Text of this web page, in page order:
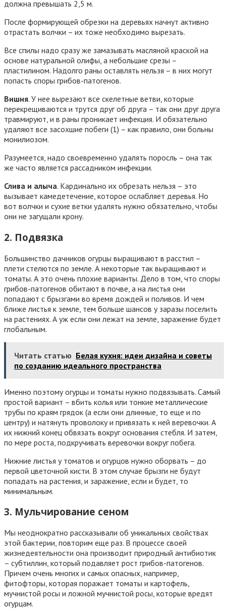
должна превышать 2,5 м.
После формирующей обрезки на деревьях начнут активно
отрастать волчки – их тоже необходимо вырезать.
Все спилы надо сразу же замазывать масляной краской на
основе натуральной олифы, а небольшие срезы –
пластилином. Надолго раны оставлять нельзя – в них могут
попасть споры грибов-патогенов.
Вишня. У нее вырезают все скелетные ветви, которые
перекрещиваются и трутся друг об друга – так они друг друга
травмируют, и в раны проникает инфекция. И обязательно
удаляют все засохшие побеги (1) – как правило, они больны
монилиозом.
Разумеется, надо своевременно удалять поросль – она так
же часто является рассадником инфекции.
Слива и алыча. Кардинально их обрезать нельзя – это
вызывает камедетечение, которое ослабляет деревья. Но
вот волчки и сухие ветки удалять нужно обязательно, чтобы
они не загущали крону.
2. Подвязка
Большинство дачников огурцы выращивают в расстил –
плети стелются по земле. А некоторые так выращивают и
томаты. А это очень плохие варианты. Дело в том, что споры
грибов-патогенов обитают в почве, а на листья они
попадают с брызгами во время дождей и поливов. И чем
ближе листья к земле, тем больше шансов у заразы поселить
на растениях. А уж если они лежат на земле, заражение будет
глобальным.
Читать статью Белая кухня: идеи дизайна и советы
по созданию идеального пространства
Именно поэтому огурцы и томаты нужно подвязывать. Самый
простой вариант – вбить колья или тонкие металлические
трубы по краям грядок (а если они длинные, то еще и по
центру) и натянуть проволоку и привязать к ней веревочки. А
их нижний конец обвязать вокруг основания стебля. И затем,
по мере роста, подкручивать веревочки вокруг побега.
Нижние листья у томатов и огурцов нужно оборвать – до
первой цветочной кисти. В этом случае брызги не будут
попадать на растения, и заражение, если и будет, то
минимальным.
3. Мульчирование сеном
Мы неоднократно рассказывали об уникальных свойствах
этой бактерии, повторим еще раз. В процессе своей
жизнедеятельности она производит природный антибиотик
– субтиллин, который подавляет рост грибов-патогенов.
Причем очень многих и самых опасных, например,
фитофторы, которая поражает томаты и картофель,
мучнистой росы и ложной мучнистой росы, которые вредят
огурцам.